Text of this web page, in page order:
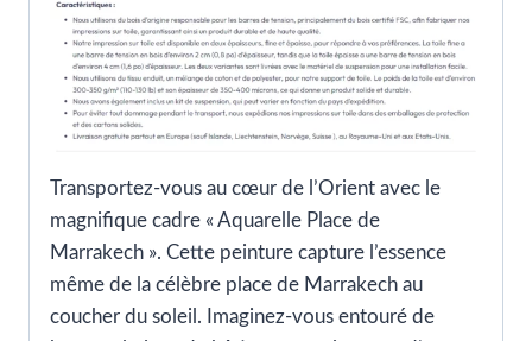
Transportez-vous au cœur de l’Orient avec le
magnifique cadre « Aquarelle Place de
Marrakech ». Cette peinture capture l’essence
même de la célèbre place de Marrakech au
coucher du soleil. Imaginez-vous entouré de